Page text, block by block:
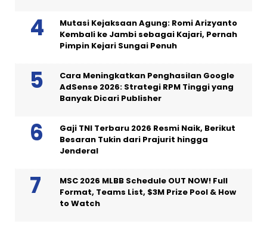
Mutasi Kejaksaan Agung: Romi Arizyanto
Kembali ke Jambi sebagai Kajari, Pernah
Pimpin Kejari Sungai Penuh
Cara Meningkatkan Penghasilan Google
AdSense 2026: Strategi RPM Tinggi yang
Banyak Dicari Publisher
Gaji TNI Terbaru 2026 Resmi Naik, Berikut
Besaran Tukin dari Prajurit hingga
Jenderal
MSC 2026 MLBB Schedule OUT NOW! Full
Format, Teams List, $3M Prize Pool & How
to Watch